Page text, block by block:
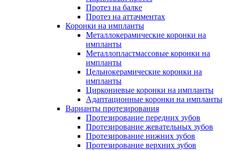
Протез на балке
Протез на аттачментах
Коронки на импланты
Металлокерамические коронки на
импланты
Металлопластмассовые коронки на
импланты
Цельнокерамические коронки на
импланты
Циркониевые коронки на импланты
Адаптационные коронки на импланты
Варианты протезирования
Протезирование передних зубов
Протезирование жевательных зубов
Протезирование нижних зубов
Протезирование верхних зубов